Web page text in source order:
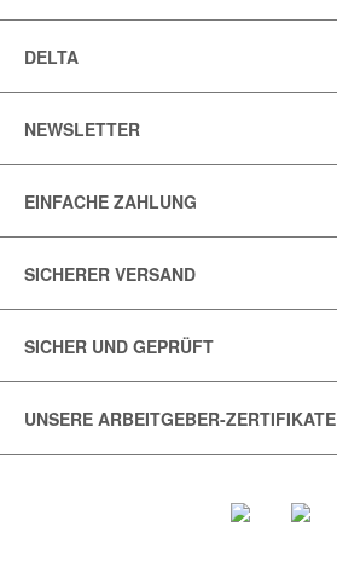
DELTA
NEWSLETTER
EINFACHE ZAHLUNG
SICHERER VERSAND
SICHER UND GEPRÜFT
UNSERE ARBEITGEBER-ZERTIFIKATE